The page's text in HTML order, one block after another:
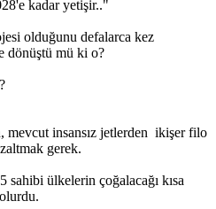
kadar yetişir.."
olduğunu defalarca kez
dönüştü mü ki o?
mevcut insansız jetlerden ikişer filo
gerek.
sahibi ülkelerin çoğalacağı kısa